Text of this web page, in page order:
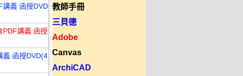
講義 函授DVD
PDF講義 函授
義 函授DVD(4
教師手冊
三貝德
Adobe
Canvas
ArchiCAD